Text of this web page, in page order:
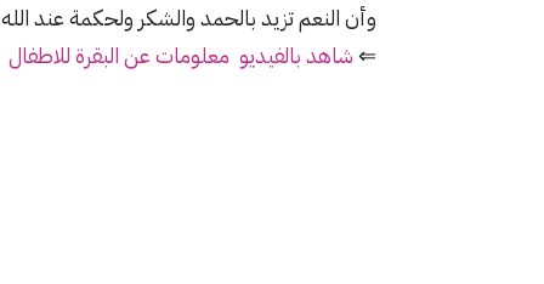
وأن النعم تزيد بالحمد والشكر ولحكمة عند
⇐ شاهد بالفيديو معلومات عن البقرة للاطفال